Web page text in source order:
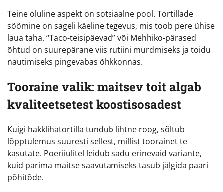
Teine oluline aspekt on sotsiaalne pool. Tortillade
söömine on sageli käeline tegevus, mis toob pere ühise
laua taha. “Taco-teisipäevad” või Mehhiko-pärased
õhtud on suurepärane viis rutiini murdmiseks ja toidu
nautimiseks pingevabas õhkkonnas.
Tooraine valik: maitsev toit algab
kvaliteetsetest koostisosadest
Kuigi hakklihatortilla tundub lihtne roog, sõltub
lõpptulemus suuresti sellest, millist toorainet te
kasutate. Poeriiulitel leidub sadu erinevaid variante,
kuid parima maitse saavutamiseks tasub jälgida paari
põhitõde.